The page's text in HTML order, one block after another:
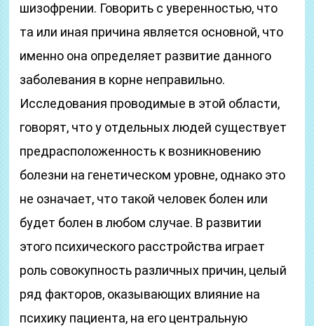
шизофрении. Говорить с уверенностью, что
та или иная причина является основной, что
именно она определяет развитие данного
заболевания в корне неправильно.
Исследования проводимые в этой области,
говорят, что у отдельных людей существует
предрасположенность к возникновению
болезни на генетическом уровне, однако это
не означает, что такой человек болен или
будет болен в любом случае. В развитии
этого психического расстройства играет
роль совокупность различных причин, целый
ряд факторов, оказывающих влияние на
психику пациента, на его центральную